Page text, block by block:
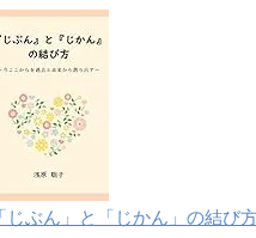
「じぶん」と「じかん」の結び